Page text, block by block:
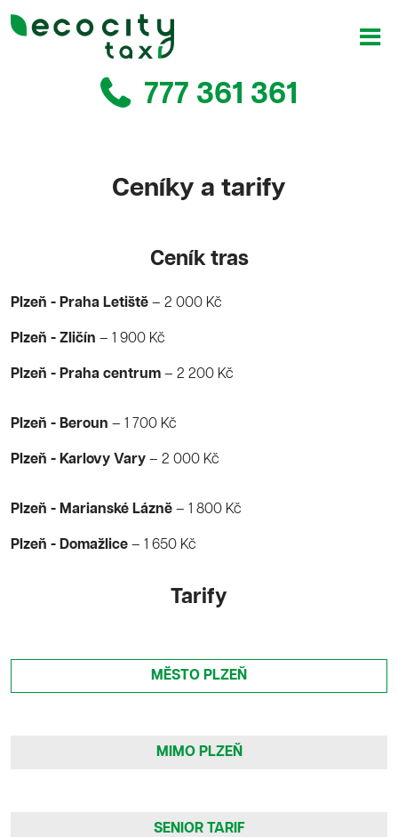
777 361 361
Ceníky a tarify
Ceník tras
Plzeň - Praha Letiště – 2 000 Kč
Plzeň - Zličín – 1 900 Kč
Plzeň - Praha centrum – 2 200 Kč
Plzeň - Beroun – 1 700 Kč
Plzeň - Karlovy Vary – 2 000 Kč
Plzeň - Marianské Lázně – 1 800 Kč
Plzeň - Domažlice – 1 650 Kč
Tarify
MĚSTO PLZEŇ
MIMO PLZEŇ
SENIOR TARIF